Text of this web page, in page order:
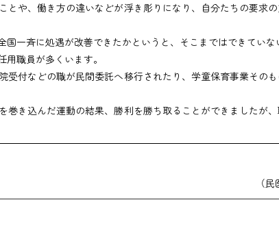
や、働き方の違いなどが浮き彫りになり、自分たちの要求
一斉に処遇が改善できたかというと、そこまではできていな
職員が多くいます。
付などの職が民間委託へ移行されたり、学童保育事業その
込んだ運動の結果、勝利を勝ち取ることができましたが
（